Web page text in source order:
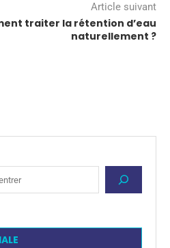
Article suivant
traiter la rétention d’eau
naturellement ?